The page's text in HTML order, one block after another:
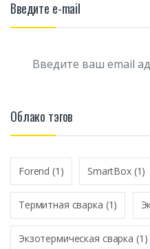
Введите e-mail
l
*
Облако тэгов
Forend (1) SmartBox(1)
Термитная сварка (1)
Экзотермическая сварка (1)